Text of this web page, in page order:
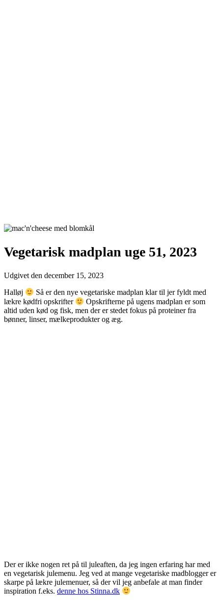
Vegetarisk madplan uge 51, 2023
Udgivet den december 15, 2023
Halløj
Så er den nye vegetariske madplan klar til jer fyldt med
lækre kødfri opskrifter
Opskrifterne på ugens madplan er som
altid uden kød og fisk, men der er stedet fokus på proteiner fra
bønner, linser, mælkeprodukter og æg.
Der er ikke nogen ret på til juleaften, da jeg ingen erfaring har med
en vegetarisk julemenu. Jeg ved at mange vegetariske madblogger er
skarpe på lækre julemenuer, så der vil jeg anbefale at man finder
inspiration f.eks. denne hos Stinna.dk